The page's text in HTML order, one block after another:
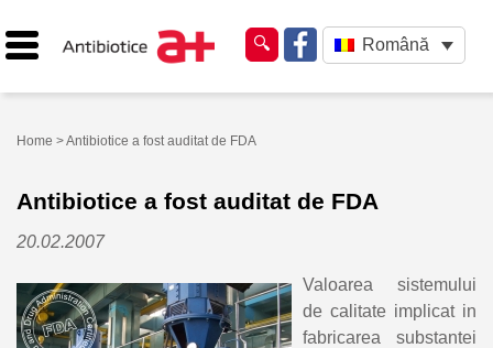
Română
Home > Antibiotice a fost auditat de FDA
Antibiotice a fost auditat de FDA
20.02.2007
Valoarea sistemului
de calitate implicat in
fabricarea substantei